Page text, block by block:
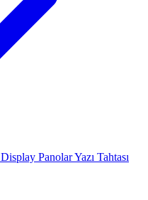
Display PanolarYazı Tahtası